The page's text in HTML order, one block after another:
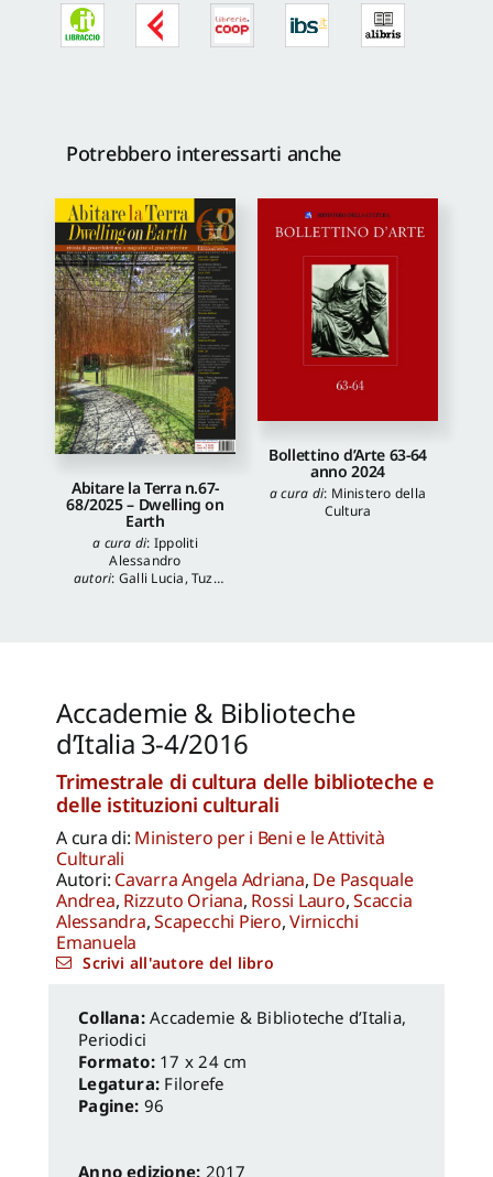
Potrebbero interessarti anche
Abitare la Terra n.67-
68/2025 – Dwelling on
Earth
a cura di: Ippoliti
Alessandro
autori: Galli Lucia,Tuzi
Bollettino d’Arte 63-64
anno 2024
a cura di: Ministero della
Cultura
Accademie & Biblioteche
d’Italia 3-4/2016
Trimestrale di cultura delle biblioteche e
delle istituzioni culturali
A cura di: Ministero per i Beni e le Attività
Culturali
Autori: Cavarra Angela Adriana, De Pasquale
Andrea, Rizzuto Oriana, Rossi Lauro,Scaccia
Alessandra,Scapecchi Piero,Virnicchi
Emanuela
Scrivi all'autore del libro
Accademie & Biblioteche d’Italia,
Periodici
Formato: 17 x 24 cm
Legatura: Filorefe
Pagine: 96
Anno edizione: 2017